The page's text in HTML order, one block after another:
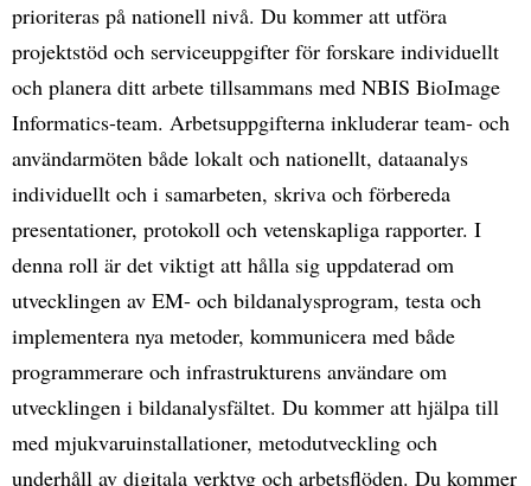
prioriteras på nationell nivå. Du kommer att utföra
projektstöd och serviceuppgifter för forskare individuellt
och planera ditt arbete tillsammans med NBIS BioImage
Informatics-team. Arbetsuppgifterna inkluderar team- och
användarmöten både lokalt och nationellt, dataanalys
individuellt och i samarbeten, skriva och förbereda
presentationer, protokoll och vetenskapliga rapporter. I
denna roll är det viktigt att hålla sig uppdaterad om
utvecklingen av EM- och bildanalysprogram, testa och
implementera nya metoder, kommunicera med både
programmerare och infrastrukturens användare om
utvecklingen i bildanalysfältet. Du kommer att hjälpa till
med mjukvaruinstallationer, metodutveckling och
underhåll av digitala verktyg och arbetsflöden. Du kommer